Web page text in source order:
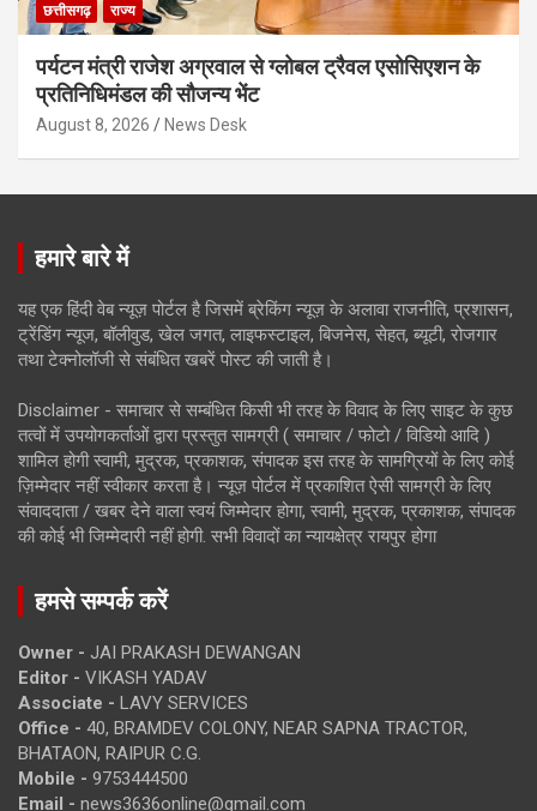
छत्तीसगढ़ राज्य
पर्यटन मंत्री राजेश अग्रवाल से ग्लोबल ट्रैवल एसोसिएशन के
प्रतिनिधिमंडल की सौजन्य भेंट
August 8, 2026 News Desk
हमारे बारे में
यह एक हिंदी वेब न्यूज़ पोर्टल है जिसमें ब्रेकिंग न्यूज़ के अलावा राजनीति, प्रशासन,
ट्रेंडिंग न्यूज, बॉलीवुड, खेल जगत, लाइफस्टाइल, बिजनेस, सेहत, ब्यूटी, रोजगार
तथा टेक्नोलॉजी से संबंधित खबरें पोस्ट की जाती है।
Disclaimer - समाचार से सम्बंधित किसी भी तरह के विवाद के लिए साइट के कुछ
तत्वों में उपयोगकर्ताओं द्वारा प्रस्तुत सामग्री ( समाचार / फोटो / विडियो आदि )
शामिल होगी स्वामी, मुद्रक, प्रकाशक, संपादक इस तरह के सामग्रियों के लिए कोई
ज़िम्मेदार नहीं स्वीकार करता है। न्यूज़ पोर्टल में प्रकाशित ऐसी सामग्री के लिए
संवाददाता / खबर देने वाला स्वयं जिम्मेदार होगा, स्वामी, मुद्रक, प्रकाशक, संपादक
की कोई भी जिम्मेदारी नहीं होगी. सभी विवादों का न्यायक्षेत्र रायपुर होगा
हमसे सम्पर्क करें
Owner - JAI PRAKASH DEWANGAN
Editor - VIKASH YADAV
Associate - LAVY SERVICES
Office - 40, BRAMDEV COLONY, NEAR SAPNA TRACTOR,
BHATAON, RAIPUR C.G.
Mobile - 9753444500
Email - news3636online@gmail.com